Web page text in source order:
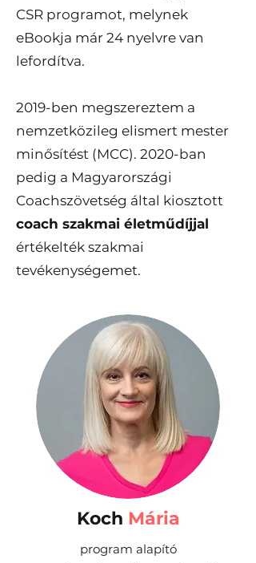
CSR programot, melynek
eBookja már 24 nyelvre van
lefordítva.
2019-ben megszereztem a
nemzetközileg elismert mester
minősítést (MCC). 2020-ban
pedig a Magyarországi
Coachszövetség által kiosztott
coach szakmai életműdíjjal
értékelték szakmai
tevékenységemet.
Koch Mária
program alapító